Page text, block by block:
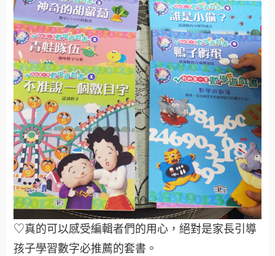
♡真的可以感受編輯者們的用心，絕對是家長引導
孩子學習數字必推薦的套書。